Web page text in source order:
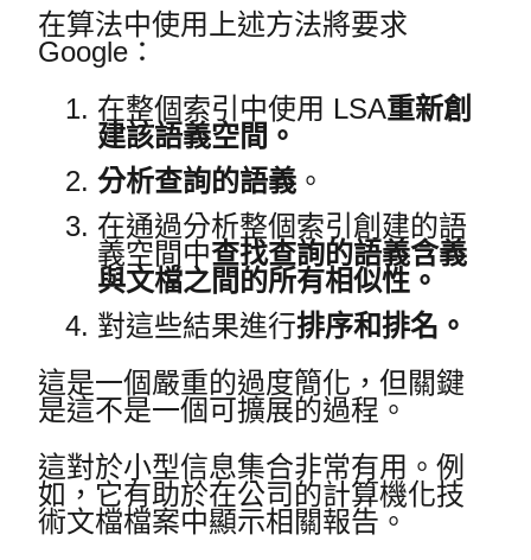
在算法中使用上述方法將要求
Google：
在整個索引中使用 LSA重新創
建該語義空間。
分析查詢的語義 。
在通過分析整個索引創建的語
義空間中查找查詢的語義含義
與文檔之間的所有相似性。
對這些結果進行排序和排名。
這是一個嚴重的過度簡化，但關鍵
是這不是一個可擴展的過程。
這對於小型信息集合非常有用。例
如，它有助於在公司的計算機化技
術文檔檔案中顯示相關報告。